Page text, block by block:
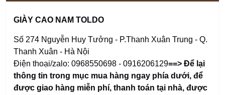
GIÀY CAO NAM TOLDO
Số 274 Nguyễn Huy Tưởng - P.Thanh Xuân Trung - Q.
Thanh Xuân - Hà Nội
Điện thoại/zalo: 0968550698 - 0916206129==> Để lại
thông tin trong mục mua hàng ngay phía dưới,để
được giao hàng miễn phí, thanh toán tại nhà, được